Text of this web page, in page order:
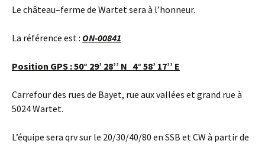
Le château–ferme de Wartet sera à l’honneur.
La référence est : ON-00841
Position GPS : 50° 29’ 28’’ N 4° 58’ 17’’ E
Carrefour des rues de Bayet, rue aux vallées et grand rue à
5024 Wartet.
L’équipe sera qrv sur le 20/30/40/80 en SSB et CW à partir de